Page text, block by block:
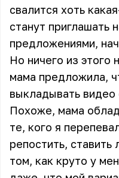
свалится хоть
станут приглашать
предложениями,
Но ничего из этого
мама предложила,
выкладывать видео
Похоже, мама
те, кого я
репостить, ставить
том, как круто у